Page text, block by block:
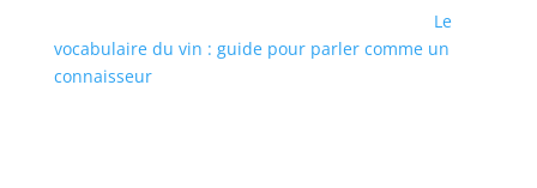
Le
vocabulaire du vin : guide pour parler comme un
connaisseur